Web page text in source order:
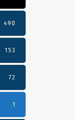
490
153
72
1